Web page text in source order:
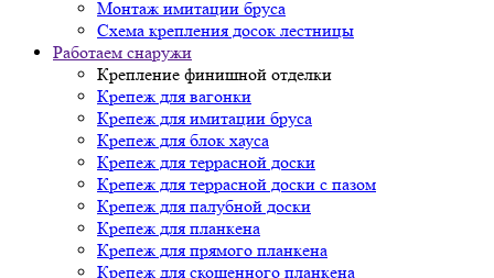
Монтаж имитации бруса
Схема крепления досок лестницы
Работаем снаружи
Крепление финишной отделки
Крепеж для вагонки
Крепеж для имитации бруса
Крепеж для блок хауса
Крепеж для террасной доски
Крепеж для террасной доски с пазом
Крепеж для палубной доски
Крепеж для планкена
Крепеж для прямого планкена
Крепеж для скошенного планкена